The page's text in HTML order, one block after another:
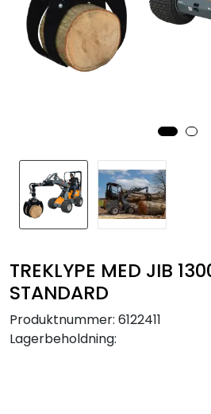
TREKLYPE MED JIB
STANDARD
Produktnummer: 6122411
Lagerbeholdning: